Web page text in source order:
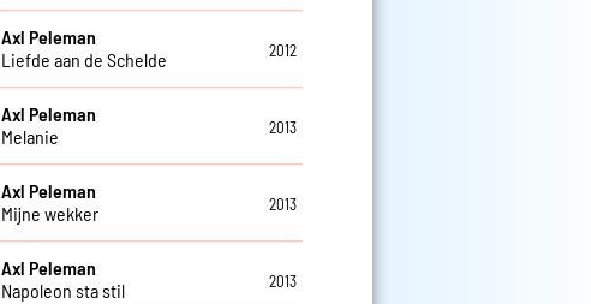
Axl Peleman
Liefde aan de Schelde
2012
Axl Peleman
Melanie
2013
Axl Peleman
Mijne wekker
2013
Axl Peleman
Napoleon sta stil
2013